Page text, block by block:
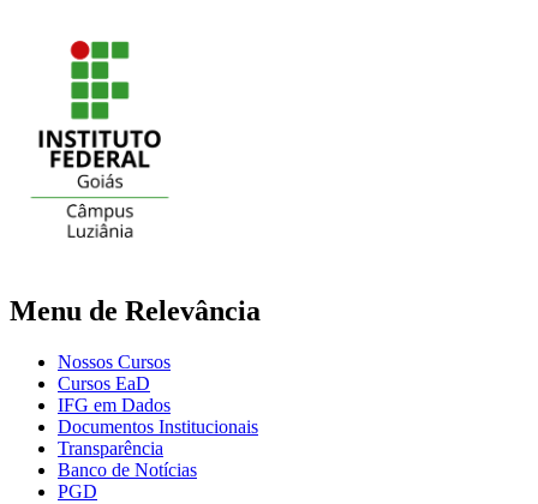
Menu de Relevância
Nossos Cursos
Cursos EaD
IFG em Dados
Documentos Institucionais
Transparência
Banco de Notícias
PGD